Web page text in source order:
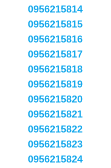
0956215814
0956215815
0956215816
0956215817
0956215818
0956215819
0956215820
0956215821
0956215822
0956215823
0956215824